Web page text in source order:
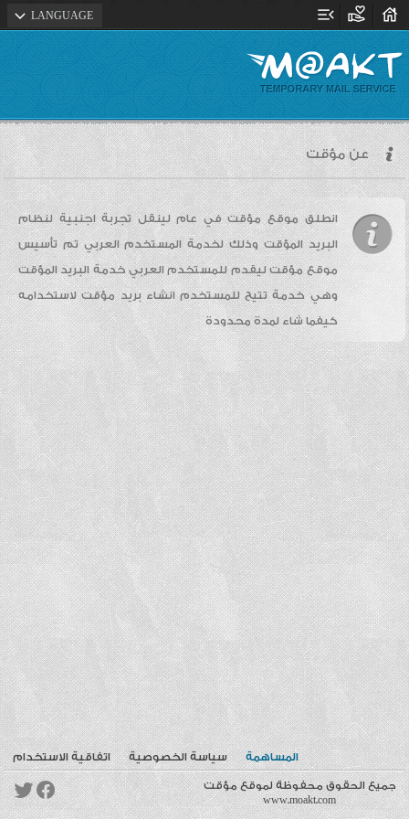
house
volunteer_activism
menu_open
LANGUAGE
expand_more
عن مؤقت
انطلق موقع مؤقت في عام لينقل تجربة اجنبية لنظام
البريد المؤقت وذلك لخدمة المستخدم العربي تم تأسيس
موقع مؤقت ليقدم للمستخدم العربي خدمة البريد المؤقت
وهي خدمة تتيح للمستخدم انشاء بريد مؤقت لاستخدامه
كيفما شاء لمدة محدودة
اتفاقية الاستخدام سياسة الخصوصية المساهمة
جميع الحقوق محفوظة لموقع مؤقت
www.moakt.com